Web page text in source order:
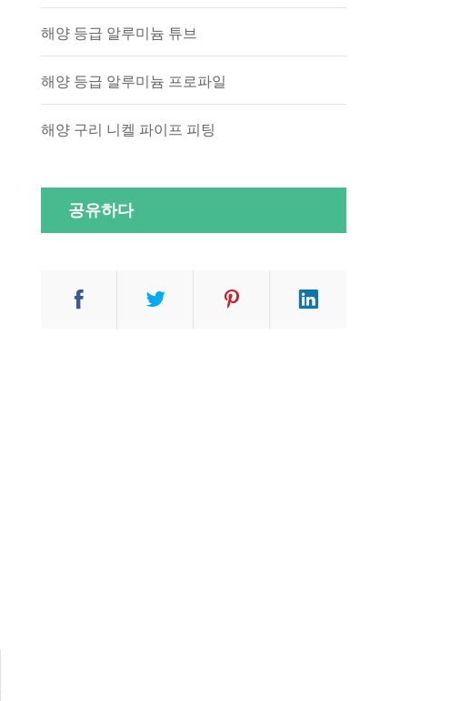
해양 등급 알루미늄 튜브
해양 등급 알루미늄 프로파일
해양 구리 니켈 파이프 피팅
공유하다